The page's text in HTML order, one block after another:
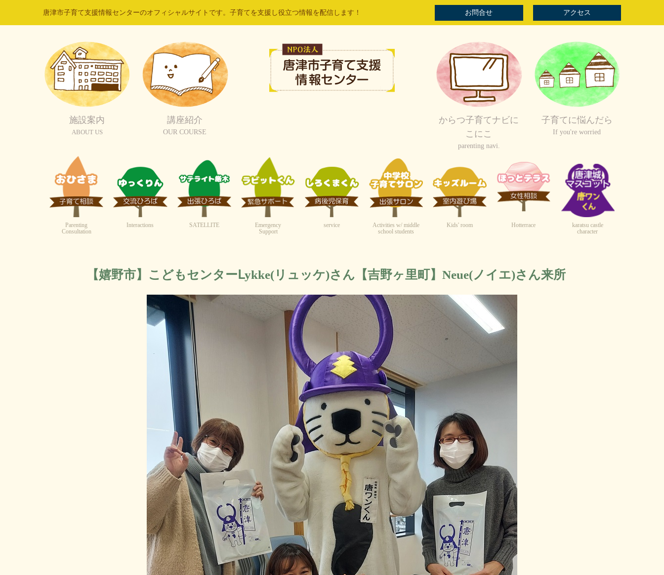
唐津市子育て支援情報センターのオフィシャルサイトです。子育てを支援し役立つ情報を配信します！ お問合せ アクセス
施設案内
ABOUT US
講座紹介
OUR COURSE
からつ子育てナビに
こにこ
parenting navi.
子育てに悩んだら
If you're worried
Parenting
Consultation
Interactions SATELLITE
Emergency
Support
service
Activities w/ middle
school students
Kids' room Hotterrace
karatsu castle
character
【嬉野市】こどもセンターⅬykke(リュッケ)さん【吉野ヶ里町】Neue(ノイエ)さん来所